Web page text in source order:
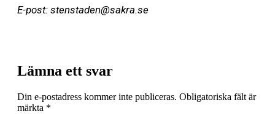
E-post: stenstaden@sakra.se
Lämna ett svar
Din e-postadress kommer inte publiceras. Obligatoriska fält är
märkta *